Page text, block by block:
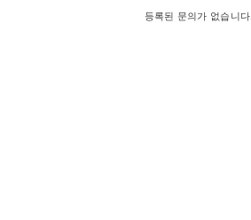
등록된 문의가 없습니다.